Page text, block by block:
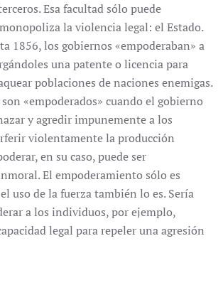
Esa facultad sólo puede
la violencia legal: el Estado.
1856, los gobiernos «empoderaban» a
una patente o licencia para
poblaciones de naciones enemigas.
«empoderados» cuando el gobierno
y agredir impunemente a los
violentamente la producción
en su caso, puede ser
El empoderamiento sólo es
uso de la fuerza también lo es. Sería
a los individuos, por ejemplo,
legal para repeler una agresión